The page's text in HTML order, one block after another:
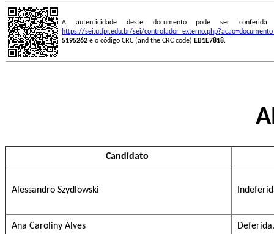
A autenticidade deste documento pode ser
https://sei.utfpr.edu.br/sei/
5195262 e o código CRC (and the CRC code) EB1E7818.
Candidato
Alessandro Szydlowski
Ana Caroliny Alves Deferida.